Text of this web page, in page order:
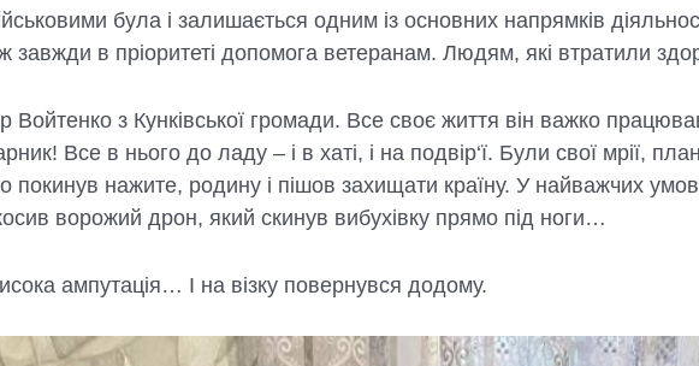
була і залишається одним із основних напрямків
завжди в пріоритеті допомога ветеранам. Людям, які втратили
Войтенко з Кунківської громади. Все своє життя він важко
Все в нього до ладу – і в хаті, і на подвір‘ї. Були свої мрії,
покинув нажите, родину і пішов захищати країну. У найважчих
ворожий дрон, який скинув вибухівку прямо під ноги…
ампутація… І на візку повернувся додому.